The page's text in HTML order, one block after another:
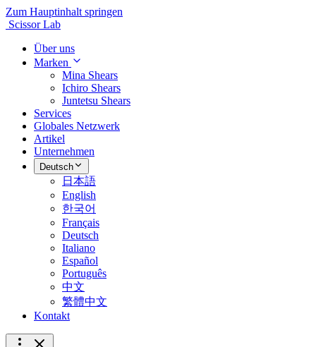
Zum Hauptinhalt springen
Scissor Lab
Über uns
Marken
Mina Shears
Ichiro Shears
Juntetsu Shears
Services
Globales Netzwerk
Artikel
Unternehmen
Deutsch
日本語
English
한국어
Français
Deutsch
Italiano
Español
Português
中文
繁體中文
Kontakt